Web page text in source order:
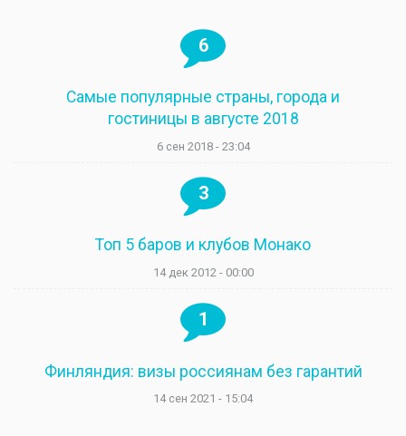
6
Самые популярные страны, города и
гостиницы в августе 2018
6 сен 2018 - 23:04
3
Топ 5 баров и клубов Монако
14 дек 2012 - 00:00
1
Финляндия: визы россиянам без гарантий
14 сен 2021 - 15:04